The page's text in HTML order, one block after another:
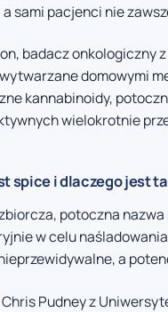
sami pacjenci nie
badacz onkologiczny
domowymi
kannabinoidy,
wielokrotnie
spice i dlaczego jest
potoczna
w celu
a
Pudney z